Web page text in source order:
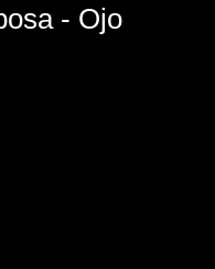
- Ojo